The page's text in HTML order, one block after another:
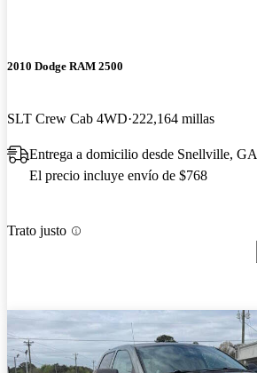
2010 Dodge RAM 2500
SLT Crew Cab 4WD 222,164 millas
Entrega a domicilio desde Snellville, GA
El precio incluye envío de $768
Trato justo